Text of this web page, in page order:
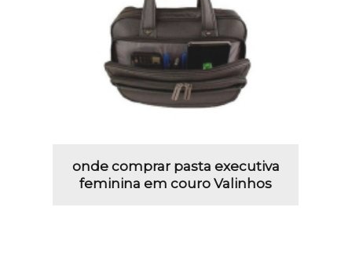
onde comprar pasta executiva
feminina em couro Valinhos